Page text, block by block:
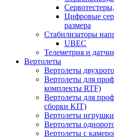
Цифровые
размера
Стабилизаторы
UBEC
Телеметрия и
Вертолеты
Вертолеты
Вертолеты для
комплекты RTF)
Вертолеты для
сборки KIT)
Вертолеты игрушки
Вертолеты
Вертолеты с